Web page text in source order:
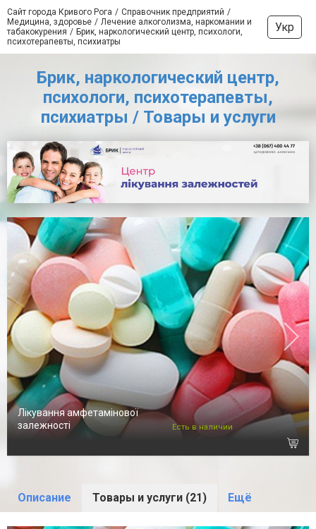
Сайт города Кривого Рога
Справочник предприятий
Медицина, здоровье
Лечение алкоголизма, наркомании и
табакокурения
Брик, наркологический центр, психологи,
психотерапевты, психиатры
Укр
Брик, наркологический центр,
психологи, психотерапевты,
психиатры / Товары и услуги
Лікування амфетамінової
залежності
Есть в наличии
Описание Товары и услуги (21) Ещё